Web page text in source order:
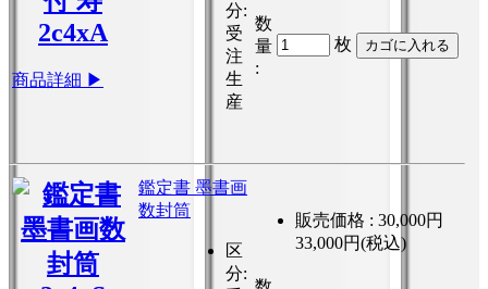
商品詳細 ▶
分:
受
注
生
産
数
量
:
枚
鑑定書 墨書画
数封筒
区
分:
販売価格 : 30,000円
33,000円(税込)